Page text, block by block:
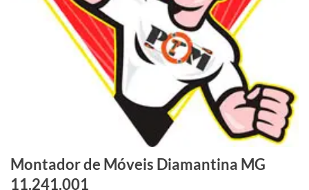
Montador de Móveis Diamantina MG
11.241.001